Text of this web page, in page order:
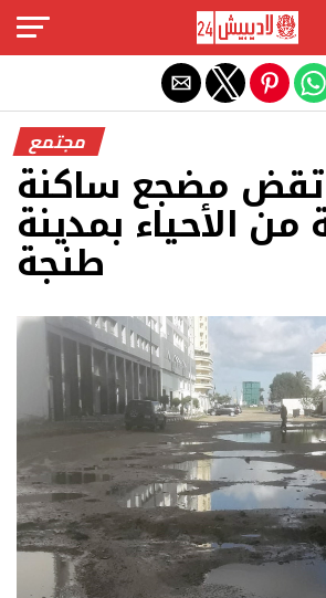
مجتمع
تقض مضجع ساكنة
الأحياء بمدينة
طنجة
Exit mobile version